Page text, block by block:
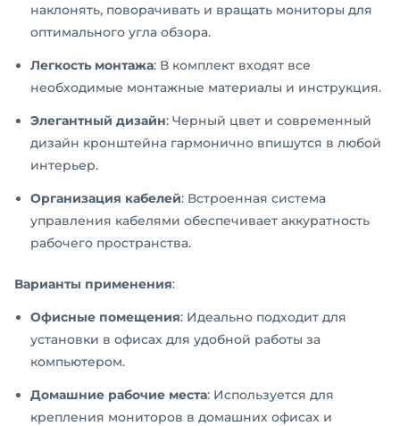
наклонять, поворачивать и вращать мониторы для
оптимального угла обзора.
Легкость монтажа: В комплект входят все
необходимые монтажные материалы и инструкция.
Элегантный дизайн: Черный цвет и современный
дизайн кронштейна гармонично впишутся в любой
интерьер.
Организация кабелей: Встроенная система
управления кабелями обеспечивает аккуратность
рабочего пространства.
Варианты применения:
Офисные помещения: Идеально подходит для
установки в офисах для удобной работы за
компьютером.
Домашние рабочие места: Используется для
крепления мониторов в домашних офисах и